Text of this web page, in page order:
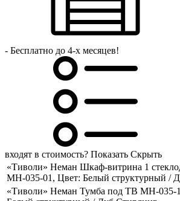
- Бесплатно до 4-х месяцев!
входят в стоимость? Показать Скрыть
«Тиволи» Неман Шкаф-витрина 1
МН-035-01 , Цвет: Белый структурный /
«Тиволи» Неман Тумба под ТВ МН-035-